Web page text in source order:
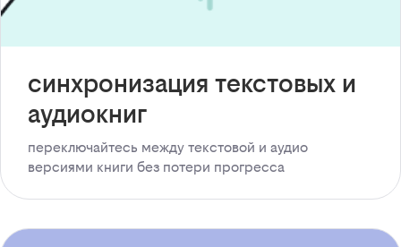
синхронизация текстовых и
аудиокниг
переключайтесь между текстовой и аудио
версиями книги без потери прогресса